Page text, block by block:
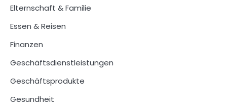
Elternschaft & Familie
Essen & Reisen
Finanzen
Geschäftsdienstleistungen
Geschäftsprodukte
Gesundheit